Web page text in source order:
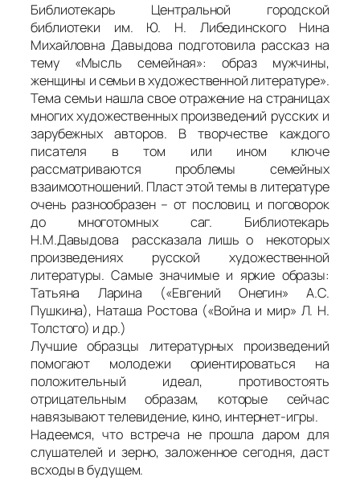
Библиотекарь Центральной городской
библиотеки им. Ю. Н. Либединского Нина
Михайловна Давыдова подготовила рассказ на
тему «Мысль семейная»: образ мужчины,
женщины и семьи в художественной литературе».
Тема семьи нашла свое отражение на страницах
многих художественных произведений русских и
зарубежных авторов. В творчестве каждого
писателя в том или ином ключе
рассматриваются проблемы семейных
взаимоотношений. Пласт этой темы в литературе
очень разнообразен – от пословиц и поговорок
до многотомных саг. Библиотекарь
Н.М.Давыдова рассказала лишь о некоторых
произведениях русской художественной
литературы. Самые значимые и яркие образы:
Татьяна Ларина («Евгений Онегин» А.С.
Пушкина), Наташа Ростова («Война и мир» Л. Н.
Толстого) и др.)
Лучшие образцы литературных произведений
помогают молодежи ориентироваться на
положительный идеал, противостоять
отрицательным образам, которые сейчас
навязывают телевидение, кино, интернет-игры.
Надеемся, что встреча не прошла даром для
слушателей и зерно, заложенное сегодня, даст
всходы в будущем.